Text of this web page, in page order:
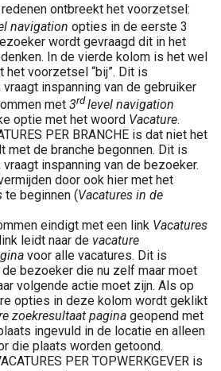
ontbreekt het voorzetsel:
navigation opties in de eerste 3
wordt gevraagd dit in het
In de vierde kolom is het wel
het voorzetsel “bij”. Dit is
inspanning van de gebruiker
met 3rdlevel navigation
optie met het woord Vacature.
PER BRANCHE is dat niet het
met de branche begonnen. Dit is
inspanning van de bezoeker.
door ook hier met het
te beginnen (Vacatures in de
eindigt met een link Vacatures
leidt naar de vacature
voor alle vacatures. Dit is
bezoeker die nu zelf maar moet
volgende actie moet zijn. Als op
opties in deze kolom wordt geklikt
zoekresultaat pagina geopend met
ingevuld in de locatie en alleen
die plaats worden getoond.
PER TOPWERKGEVER is